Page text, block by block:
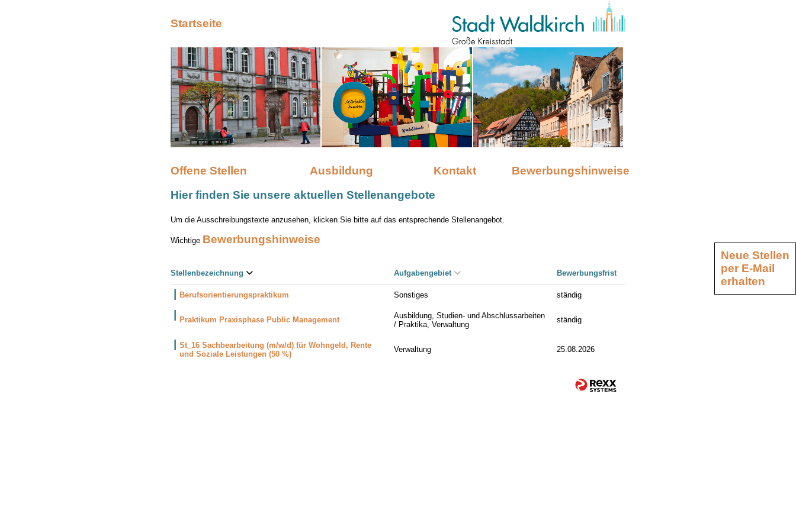
Startseite
Offene Stellen Ausbildung Kontakt
Bewerbungshinweise
Hier finden Sie unsere aktuellen Stellenangebote
Um die Ausschreibungstexte anzusehen, klicken Sie bitte auf das entsprechende Stellenangebot.
Wichtige Bewerbungshinweise
Stellenbezeichnung Aufgabengebiet Bewerbungsfrist
Berufsorientierungspraktikum Sonstiges ständig
Praktikum Praxisphase Public Management
Ausbildung, Studien- und Abschlussarbeiten
/ Praktika, Verwaltung
ständig
St_16 Sachbearbeitung (m/w/d) für Wohngeld, Rente
und Soziale Leistungen (50 %)
Verwaltung 25.08.2026
Neue Stellen
per E-Mail
erhalten